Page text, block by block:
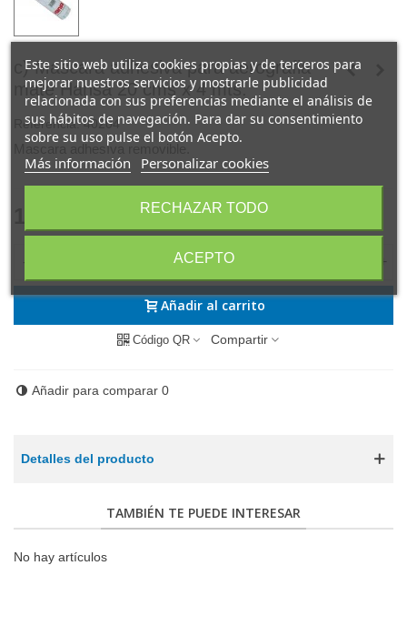
c) Mascara adhesiva para aerografia
mate Hansa 20 cms x 4 mts.
Referencia: 40204
Mascara adhesíva removible.
- +
Añadir al carrito
Código QR Compartir
Añadir para comparar 0
Detalles del producto
TAMBIÉN TE PUEDE INTERESAR
No hay artículos
Este sitio web utiliza cookies propias y de terceros para
mejorar nuestros servicios y mostrarle publicidad
relacionada con sus preferencias mediante el análisis de
sus hábitos de navegación. Para dar su consentimiento
sobre su uso pulse el botón Acepto.
Más información Personalizar cookies
RECHAZAR TODO
ACEPTO